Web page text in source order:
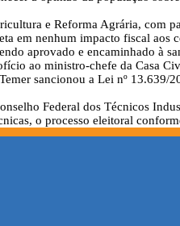
e Reforma Agrária, com
em nenhum impacto fiscal aos
aprovado e encaminhado à
ao ministro-chefe da Casa
sancionou a Lei nº
Federal dos Técnicos
o processo eleitoral